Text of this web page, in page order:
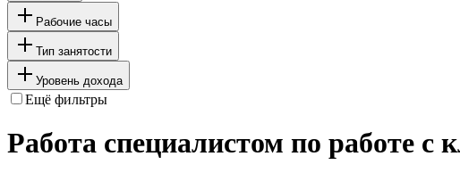
Рабочие часы
Тип занятости
Уровень дохода
Ещё фильтры
Работа специалистом по работе